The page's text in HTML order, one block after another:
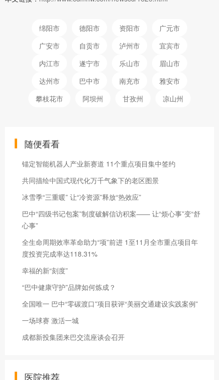
绵阳市 德阳市 资阳市
广元市
广安市
自贡市 泸州市
宜宾市
内江市
遂宁市 乐山市
眉山市
达州市
巴中市 南充市
雅安市
攀枝花市
阿坝州 甘孜州 凉山州
随便看看
锚定智能机器人产业新赛道 11个重点项目集中签约
共同描绘中国式现代化万千气象下的老区图景
冰雪季“三重暖” 让“冷资源”释放“热效应”
巴中“四级书记包案”制度破解信访积案—— 让“烦心事”变“舒
心事”
全生命周期效率革命助力“项”前进 1至11月全市重点项目年
度投资完成率达118.31%
幸福的新“刻度”
“巴中健康守护”品牌如何炼成？
全国唯一 巴中“零碳渡口”项目获评“美丽交通建设实践案例”
一场球赛 激活一城
成都新投集团来巴交流座谈会召开
医院推荐